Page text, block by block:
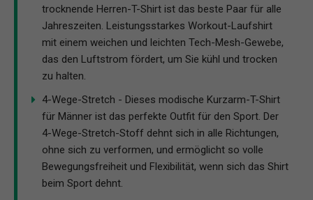
trocknende Herren-T-Shirt ist das beste Paar für alle
Jahreszeiten. Leistungsstarkes Workout-Laufshirt
mit einem weichen und leichten Tech-Mesh-Gewebe,
das den Luftstrom fördert, um Sie kühl und trocken
zu halten.
4-Wege-Stretch - Dieses modische Kurzarm-T-Shirt
für Männer ist das perfekte Outfit für den Sport. Der
4-Wege-Stretch-Stoff dehnt sich in alle Richtungen,
ohne sich zu verformen, und ermöglicht so volle
Bewegungsfreiheit und Flexibilität, wenn sich das Shirt
beim Sport dehnt.